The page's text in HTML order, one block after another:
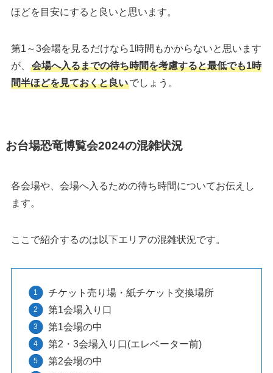
ほどを目安にすると良いと思います。
第1～3会場を見るだけなら1時間もかからないと思います
が、
会場へ入るまでの待ち時間を考慮すると最低でも1時
間半ほどを見ておくと良いでしょう。
お台場恐竜博覧会2024の混雑状況
各会場や、会場へ入るための待ち時間についてお伝えし
ます。
ここで紹介するのは以下エリアの混雑状況です。
チケット売り場・紙チケット交換場所
第1会場入り口
第1会場の中
第2・3会場入り口(エレベーター前)
第2会場の中